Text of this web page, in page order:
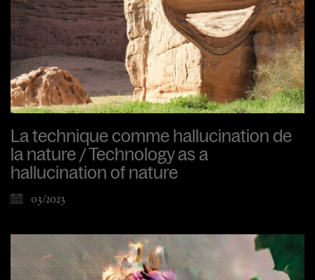
La technique comme hallucination de
la nature / Technology as a
hallucination of nature
03/2023